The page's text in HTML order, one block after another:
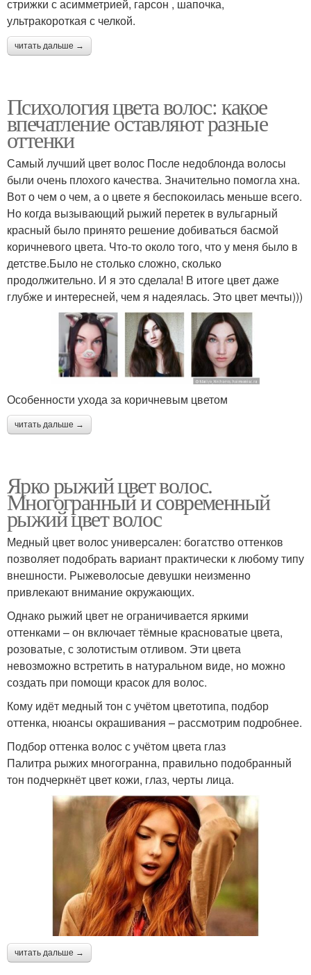
стрижки с асимметрией, гарсон , шапочка,
ультракороткая с челкой.
читать дальше →
Психология цвета волос: какое
впечатление оставляют разные
оттенки
Самый лучший цвет волос После недоблонда волосы
были очень плохого качества. Значительно помогла хна.
Вот о чем о чем, а о цвете я беспокоилась меньше всего.
Но когда вызывающий рыжий перетек в вульгарный
красный было принято решение добиваться басмой
коричневого цвета. Что-то около того, что у меня было в
детстве.Было не столько сложно, сколько
продолжительно. И я это сделала! В итоге цвет даже
глубже и интересней, чем я надеялась. Это цвет мечты)))
Особенности ухода за коричневым цветом
читать дальше →
Ярко рыжий цвет волос.
Многогранный и современный
рыжий цвет волос
Медный цвет волос универсален: богатство оттенков
позволяет подобрать вариант практически к любому типу
внешности. Рыжеволосые девушки неизменно
привлекают внимание окружающих.
Однако рыжий цвет не ограничивается яркими
оттенками – он включает тёмные красноватые цвета,
розоватые, с золотистым отливом. Эти цвета
невозможно встретить в натуральном виде, но можно
создать при помощи красок для волос.
Кому идёт медный тон с учётом цветотипа, подбор
оттенка, нюансы окрашивания – рассмотрим подробнее.
Подбор оттенка волос с учётом цвета глаз
Палитра рыжих многогранна, правильно подобранный
тон подчеркнёт цвет кожи, глаз, черты лица.
читать дальше →